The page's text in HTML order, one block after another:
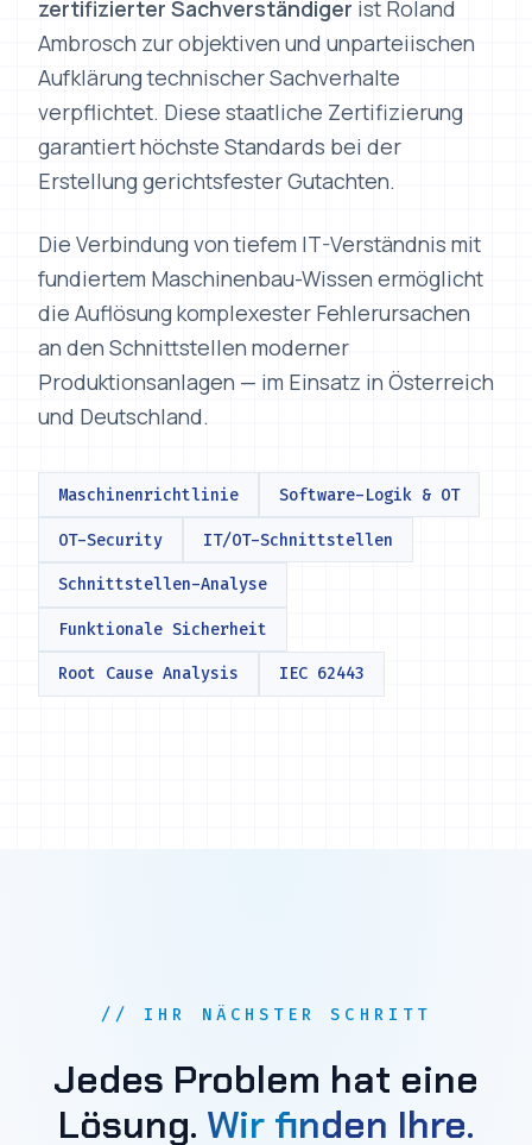
Ambrosch zur objektiven und unparteiischen
Aufklärung technischer Sachverhalte
verpflichtet. Diese staatliche Zertifizierung
garantiert höchste Standards bei der
Erstellung gerichtsfester Gutachten.
fundiertem Maschinenbau-Wissen ermöglicht
die Auflösung komplexester Fehlerursachen
an den Schnittstellen moderner
Produktionsanlagen — im Einsatz in Österreich
und Deutschland.
Maschinenrichtlinie Software-Logik & OT
IEC 62443
Jedes Problem hat eine
Lösung.Wir finden Ihre.